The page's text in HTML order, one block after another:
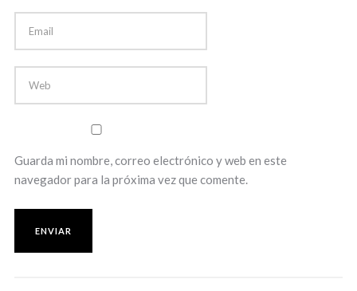
Guarda mi nombre, correo electrónico y web en este
navegador para la próxima vez que comente.